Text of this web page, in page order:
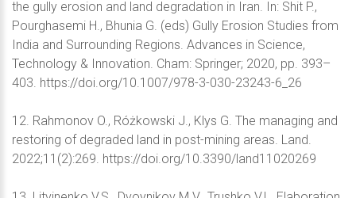
the gully erosion and land degradation in Iran. In: Shit P.,
Pourghasemi H., Bhunia G. (eds) Gully Erosion Studies from
India and Surrounding Regions. Advances in Science,
Technology & Innovation. Cham: Springer; 2020, pp. 393–
403. https://doi.org/10.1007/978-3-030-23243-6_26
12. Rahmonov O., Różkowski J., Klys G. The managing and
restoring of degraded land in post-mining areas. Land.
2022;11(2):269. https://doi.org/10.3390/land11020269